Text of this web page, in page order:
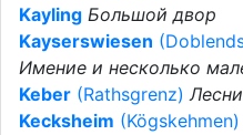
Kayling Большой двор
Kayserswiesen
Имение и несколько
Keber (Rathsgrenz)
Kecksheim (Kögskehmen)